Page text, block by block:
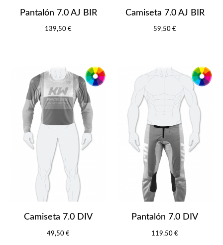
Pantalón 7.0 AJ BIR
139,50 €
Camiseta 7.0 AJ BIR
59,50 €
Camiseta 7.0 DIV
49,50 €
Pantalón 7.0 DIV
119,50 €